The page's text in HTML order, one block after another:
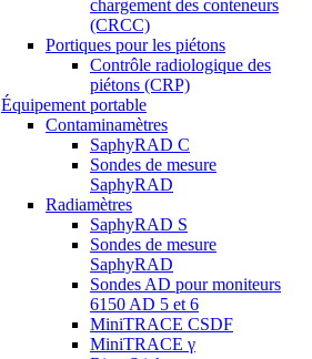
chargement des conteneurs
(CRCC)
Portiques pour les piétons
Contrôle radiologique des
piétons (CRP)
Équipement portable
Contaminamètres
SaphyRAD C
Sondes de mesure
SaphyRAD
Radiamètres
SaphyRAD S
Sondes de mesure
SaphyRAD
Sondes AD pour moniteurs
6150 AD 5 et 6
MiniTRACE CSDF
MiniTRACE γ